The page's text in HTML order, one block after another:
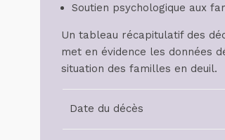
Soutien psychologique aux
Un tableau récapitulatif des
met en évidence les données
situation des familles en deuil.
Date du décès